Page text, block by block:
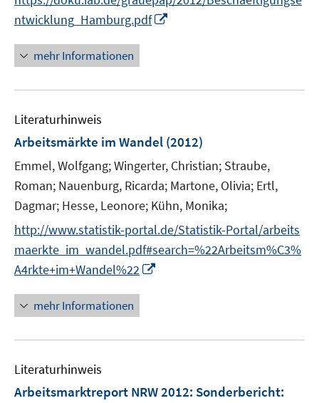
e
u
m
e
s
t
r
ö
f
f
n
e
n
n
e
u
e
F
n
s
t
e
ö
f
f
n
n
ntwicklung_Hamburg.pdf
u
F
e
n
s
t
r
ö
n
mehr Informationen
Literaturhinweis
Arbeitsmärkte im Wandel (2012)
Emmel, Wolfgang;Wingerter, Christian; Straube,
Roman; Nauenburg, Ricarda; Martone, Olivia; Ertl,
Dagmar; Hesse, Leonore; Kühn, Monika;
http://www.statistik-portal.de/Statistik-Portal/arbeits
maerkte_im_wandel.pdf#search=%22Arbeitsm%C3%
A4rkte+im+Wandel%22
u
F
mehr Informationen
Literaturhinweis
Arbeitsmarktreport NRW 2012: Sonderbericht: